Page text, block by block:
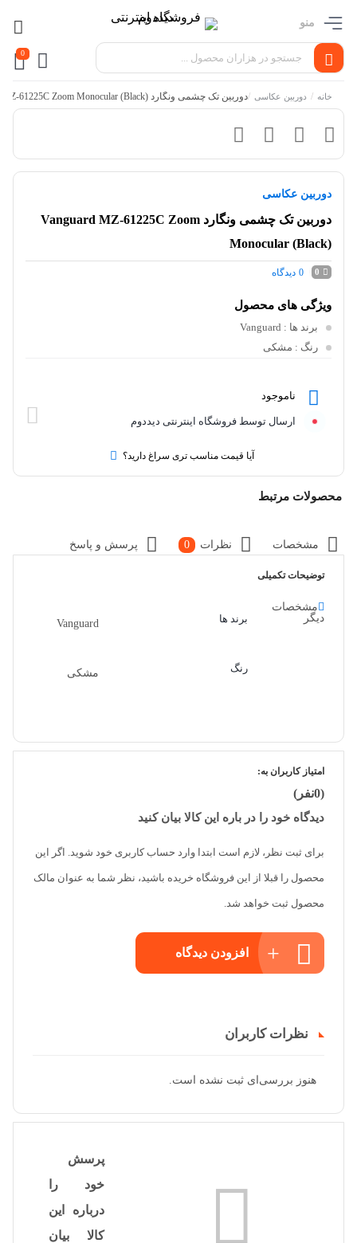
منو
0
خانه / دوربین عکاسی /دوربین تک چشمی ونگارد Vanguard MZ-61225C Zoom Monocular (Black)
دوربین عکاسی
دوربین تک چشمی ونگارد Vanguard MZ-61225C Zoom
Monocular (Black)
0
0 دیدگاه
ویژگی های محصول
برند ها : Vanguard
رنگ : مشکی
ناموجود
ارسال توسط فروشگاه اینترنتی دیددوم
آیا قیمت مناسب تری سراغ دارید؟
محصولات مرتبط
مشخصات نظرات 0 پرسش و پاسخ
توضیحات تکمیلی
مشخصات
دیگر
برند ها Vanguard
رنگ مشکی
امتیاز کاربران به:
(0نفر)
دیدگاه خود را در باره این کالا بیان کنید
برای ثبت نظر، لازم است ابتدا وارد حساب کاربری خود شوید. اگر این
محصول را قبلا از این فروشگاه خریده باشید، نظر شما به عنوان مالک
محصول ثبت خواهد شد.
افزودن دیدگاه
نظرات کاربران
هنوز بررسی‌ای ثبت نشده است.
پرسش
خود را
درباره این
کالا بیان